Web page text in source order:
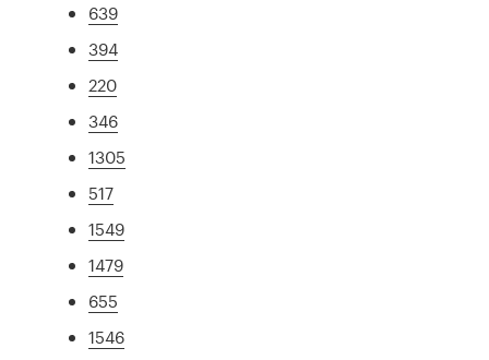
639
394
220
346
1305
517
1549
1479
655
1546